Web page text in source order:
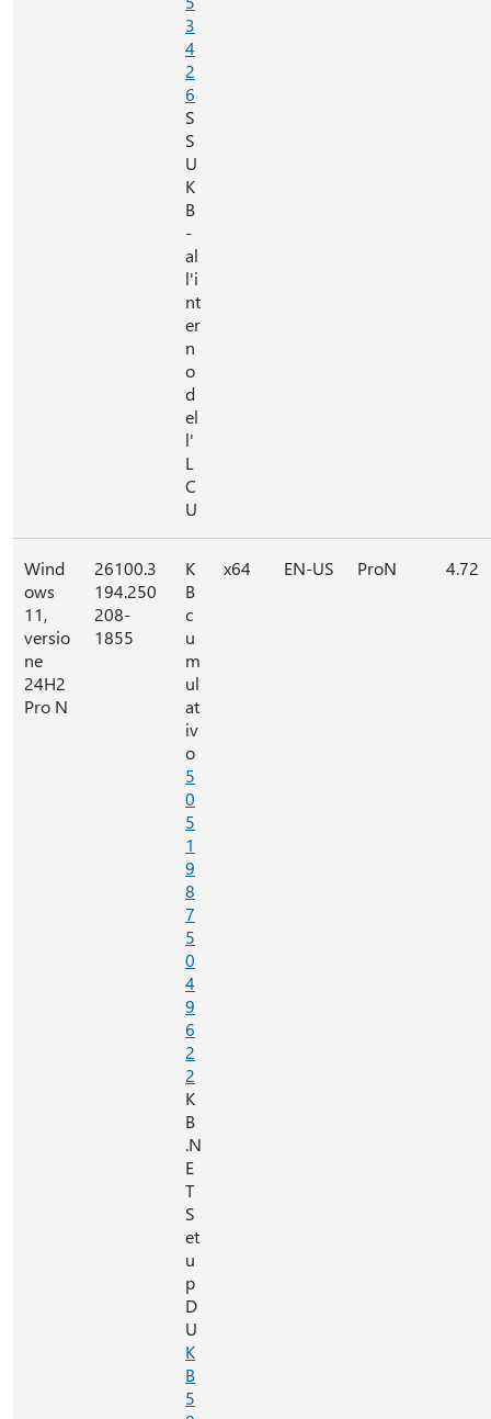
3
4
2
6
S
S
U
K
B
-
al
l'i
nt
er
n
o
d
el
l'
L
C
U
Wind
ows
11,
versio
ne
24H2
Pro N
26100.3
194.250
208-
1855
K
B
c
u
m
ul
at
iv
o
5
0
5
1
9
8
7
5
0
4
9
6
2
2
K
B
.N
E
T
S
et
u
p
D
U
K
B
5
x64 EN-US ProN 4.72